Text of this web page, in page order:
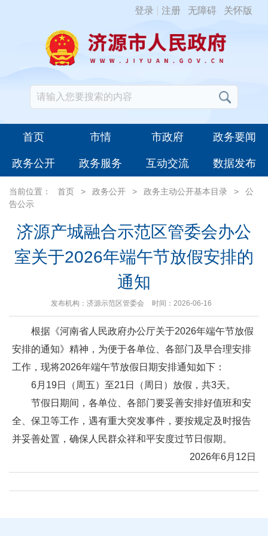
登录 注册 无障碍 关怀版
首页 市情 市政府 政务要闻
政务公开 政务服务 互动交流 数据发布
当前位置： 首页 > 政务公开 > 政务主动公开基本目录 >
公
告公示
济源产城融合示范区管委会办公
室关于2026年端午节放假安排的
通知
发布机构：济源示范区管委会 时间：2026-06-16
根据《河南省人民政府办公厅关于2026年端午节放假
安排的通知》精神，为便于各单位、各部门及早合理安排
工作，现将2026年端午节放假日期安排通知如下：
6月19日（周五）至21日（周日）放假，共3天。
节假日期间，各单位、各部门要妥善安排好值班和安
全、保卫等工作，遇有重大突发事件，要按规定及时报告
并妥善处置，确保人民群众祥和平安度过节日假期。
2026年6月12日